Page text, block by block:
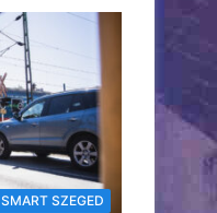
SMART SZEGED